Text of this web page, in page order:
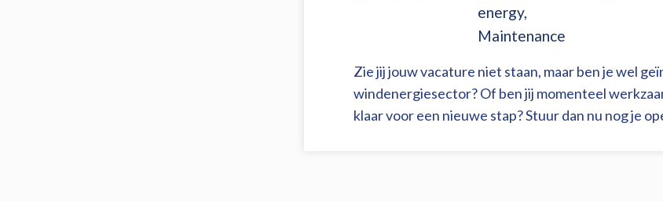
energy,
Maintenance
Zie jij jouw vacature niet staan, maar ben je wel
windenergiesector? Of ben jij momenteel
klaar voor een nieuwe stap? Stuur dan nu nog je